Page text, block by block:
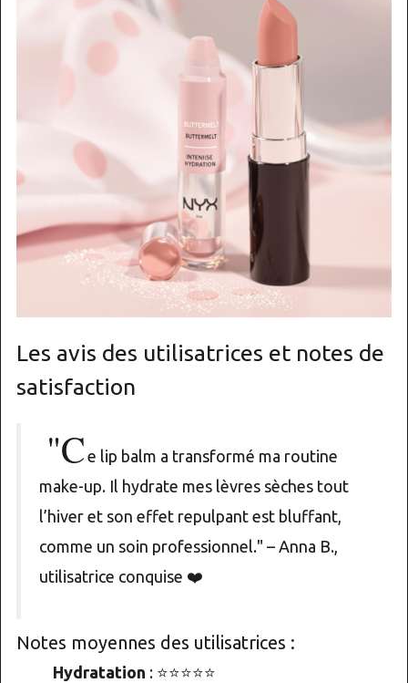
Les avis des utilisatrices et notes de
satisfaction
"C e lip balm a transformé ma routine
make-up. Il hydrate mes lèvres sèches tout
l’hiver et son effet repulpant est bluffant,
comme un soin professionnel." – Anna B.,
utilisatrice conquise ❤️
Notes moyennes des utilisatrices :
Hydratation : ⭐⭐⭐⭐⭐